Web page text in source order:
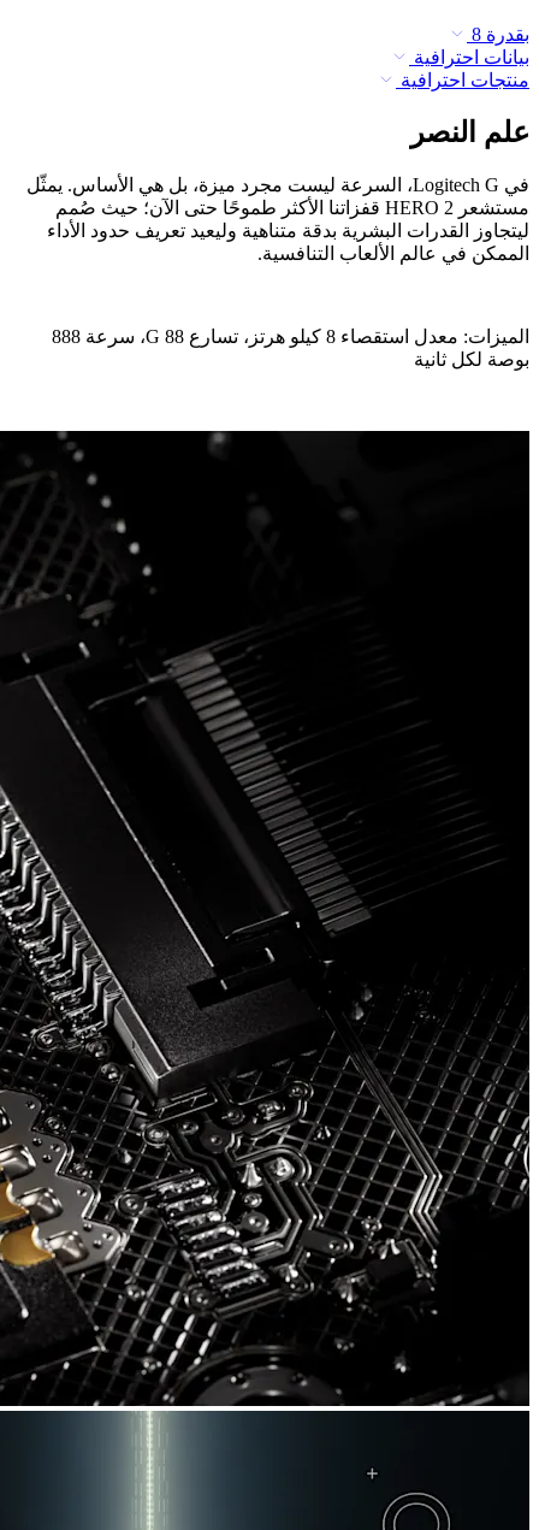
بقدرة 8
بيانات احترافية
منتجات احترافية
علم النصر
في Logitech G، السرعة ليست مجرد ميزة، بل هي الأساس. يمثّل
مستشعر HERO 2 قفزاتنا الأكثر طموحًا حتى الآن؛ حيث صُمم
ليتجاوز القدرات البشرية بدقة متناهية وليعيد تعريف حدود الأداء
الممكن في عالم الألعاب التنافسية.
الميزات: معدل استقصاء 8 كيلو هرتز، تسارع 88 G، سرعة 888
بوصة لكل ثانية